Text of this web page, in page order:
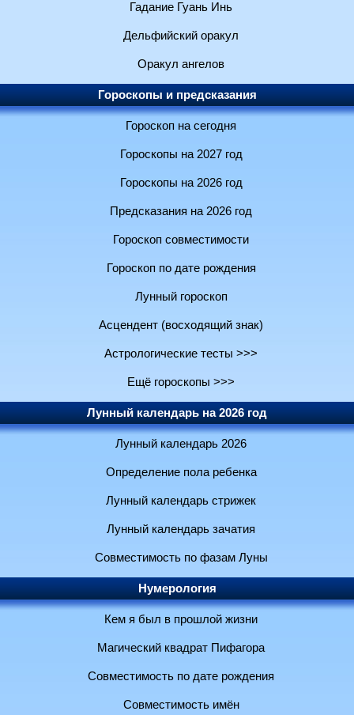
Гадание Гуань Инь
Дельфийский оракул
Оракул ангелов
Гороскопы и предсказания
Гороскоп на сегодня
Гороскопы на 2027 год
Гороскопы на 2026 год
Предсказания на 2026 год
Гороскоп совместимости
Гороскоп по дате рождения
Лунный гороскоп
Асцендент (восходящий знак)
Астрологические тесты >>>
Ещё гороскопы >>>
Лунный календарь на 2026 год
Лунный календарь 2026
Определение пола ребенка
Лунный календарь стрижек
Лунный календарь зачатия
Совместимость по фазам Луны
Нумерология
Кем я был в прошлой жизни
Магический квадрат Пифагора
Совместимость по дате рождения
Совместимость имён